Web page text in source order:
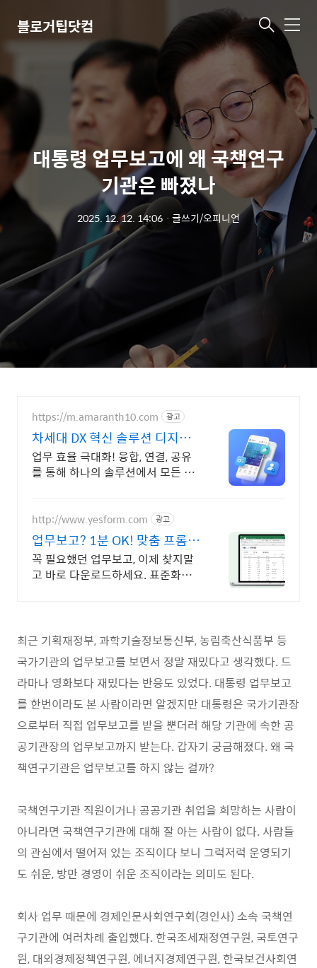
블로거팁닷컴 메
대통령 업무보고에 왜 국책연구
기관은 빠졌나
2025. 12. 12. 14:06 ㆍ 글쓰기/오피니언
https://m.amaranth10.com 광고
차세대 DX 혁신 솔루션 디지털
혁신의 완성
업무 효율 극대화! 융합, 연결, 공유
를 통해 하나의 솔루션에서 모든 업
http://www.yesform.com 광고
업무보고? 1분 OK! 맞춤 프롬프
트 제공
꼭 필요했던 업무보고, 이제 찾지말
고 바로 다운로드하세요. 표준화된
최근 기획재정부, 과학기술정보통신부, 농림축산식품부 등
국가기관의 업무보고를 보면서 정말 재밌다고 생각했다. 드
라마나 영화보다 재밌다는 반응도 있었다. 대통령 업무보고
를 한번이라도 본 사람이라면 알겠지만 대통령은 국가기관장
으로부터 직접 업무보고를 받을 뿐더러 해당 기관에 속한 공
공기관장의 업무보고까지 받는다. 갑자기 궁금해졌다. 왜 국
책연구기관은 업무보고를 하지 않는 걸까?
국책연구기관 직원이거나 공공기관 취업을 희망하는 사람이
아니라면 국책연구기관에 대해 잘 아는 사람이 없다. 사람들
의 관심에서 떨어져 있는 조직이다 보니 그럭저럭 운영되기
도 쉬운, 방만 경영이 쉬운 조직이라는 의미도 된다.
회사 업무 때문에 경제인문사회연구회(경인사) 소속 국책연
구기관에 여러차례 출입했다. 한국조세재정연구원, 국토연구
원, 대외경제정책연구원, 에너지경제연구원, 한국보건사회연